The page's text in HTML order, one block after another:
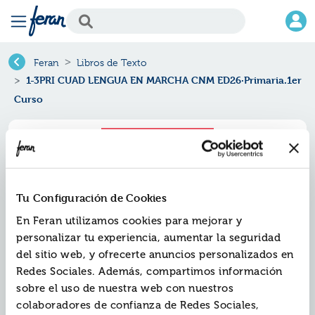
Tu Configuración de Cookies
En Feran utilizamos cookies para mejorar y
personalizar tu experiencia, aumentar la seguridad
del sitio web, y ofrecerte anuncios personalizados en
Redes Sociales. Además, compartimos información
sobre el uso de nuestra web con nuestros
colaboradores de confianza de Redes Sociales,
Feran Libros de Texto
1-3PRI CUAD LENGUA EN MARCHA CNM ED26·Primaria.1er
Curso
1-3pri cuad lengua en marcha